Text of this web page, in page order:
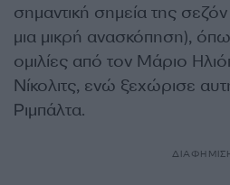
σημαντική σημεία της
μια μικρή ανασκόπηση),
ομιλίες από τον Μάριο
Νίκολιτς, ενώ ξεχώρισε
Ριμπάλτα.